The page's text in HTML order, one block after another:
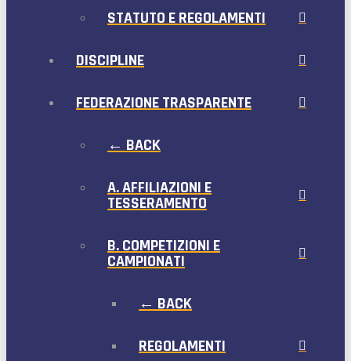
STATUTO E REGOLAMENTI
DISCIPLINE
FEDERAZIONE TRASPARENTE
← BACK
A. AFFILIAZIONI E
TESSERAMENTO
B. COMPETIZIONI E
CAMPIONATI
← BACK
REGOLAMENTI